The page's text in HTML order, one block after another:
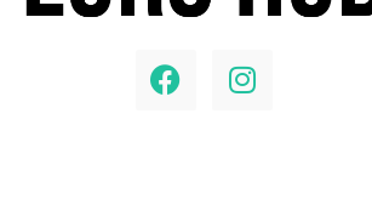
Portáteis